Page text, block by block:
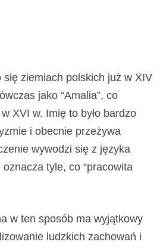
się ziemiach polskich już w XIV
jako “Amalia”, co
XVI w. Imię to było bardzo
i obecnie przeżywa
wywodzi się z języka
tyle, co “pracowita
w ten sposób ma wyjątkowy
ludzkich zachowań i